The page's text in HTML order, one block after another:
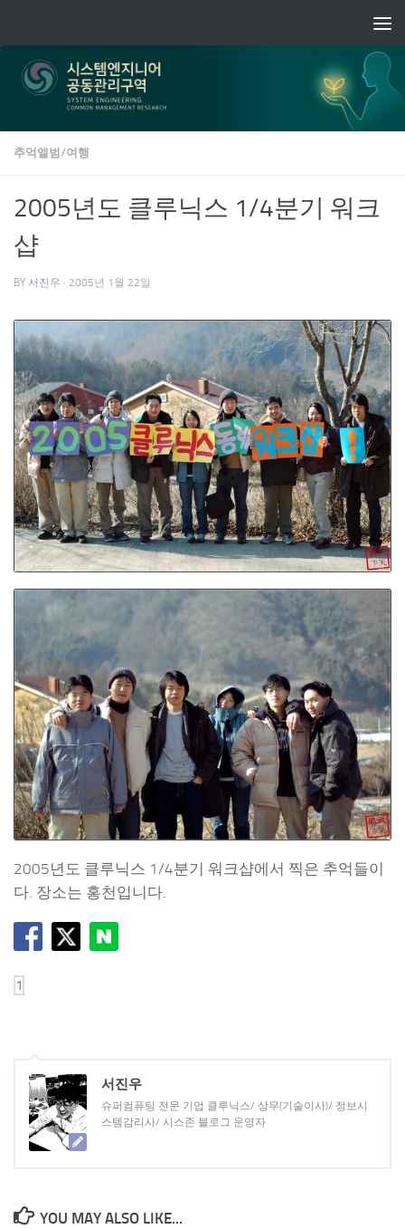
추억앨범/여행
2005년도 클루닉스 1/4분기 워크
샵
BY 서진우 · 2005년 1월 22일
2005년도 클루닉스 1/4분기 워크샵에서 찍은 추억들이
다. 장소는 홍천입니다.
서진우
슈퍼컴퓨팅 전문 기업 클루닉스/ 상무(기술이사)/ 정보시
스템감리사/ 시스존 블로그 운영자
YOU MAY ALSO LIKE...